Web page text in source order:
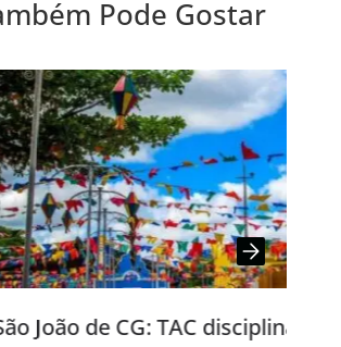
Pode Gostar
de CG: TAC disciplina